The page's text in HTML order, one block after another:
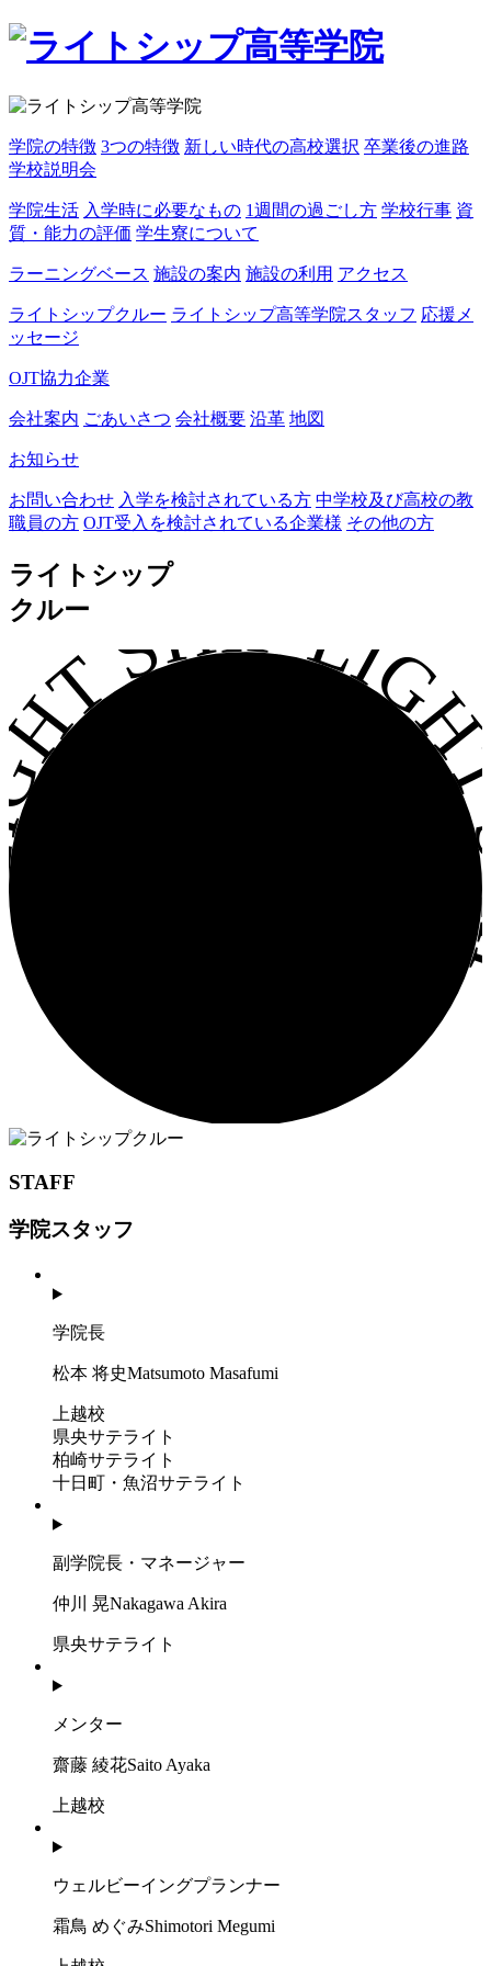
学院の特徴 3つの特徴 新しい時代の高校選択 卒業後の進路
学校説明会
学院生活 入学時に必要なもの 1週間の過ごし方 学校行事 資
質・能力の評価 学生寮について
ラーニングベース 施設の案内 施設の利用 アクセス
ライトシップクルー ライトシップ高等学院スタッフ 応援メ
ッセージ
OJT協力企業
会社案内 ごあいさつ 会社概要 沿革 地図
お知らせ
お問い合わせ 入学を検討されている方 中学校及び高校の教
職員の方 OJT受入を検討されている企業様 その他の方
ライトシップ
クルー
SHIP
STAFF
学院スタッフ
学院長
松本 将史Matsumoto Masafumi
上越校
県央サテライト
柏崎サテライト
十日町・魚沼サテライト
副学院長・マネージャー
仲川 晃Nakagawa Akira
県央サテライト
メンター
齋藤 綾花Saito Ayaka
上越校
ウェルビーイングプランナー
霜鳥 めぐみShimotori Megumi